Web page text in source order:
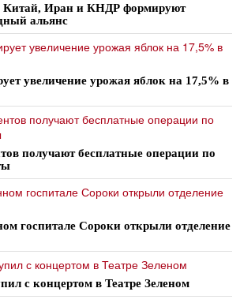
Китай, Иран и КНДР формируют
альянс
увеличение урожая яблок на 17,5% в
получают бесплатные операции по
госпитале Сороки открыли отделение
с концертом в Театре Зеленом